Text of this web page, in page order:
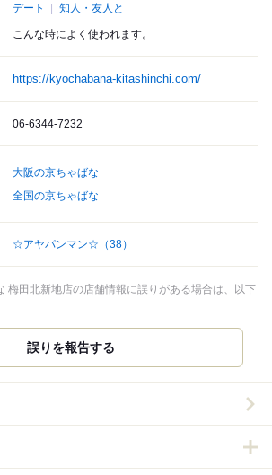
デート 知人・友人と
こんな時によく使われます。
https://kyochabana-kitashinchi.com/
06-6344-7232
大阪の京ちゃばな
全国の京ちゃばな
☆アヤパンマン☆ （38）
梅田北新地店の店舗情報に誤りがある場合は、以下
誤りを報告する